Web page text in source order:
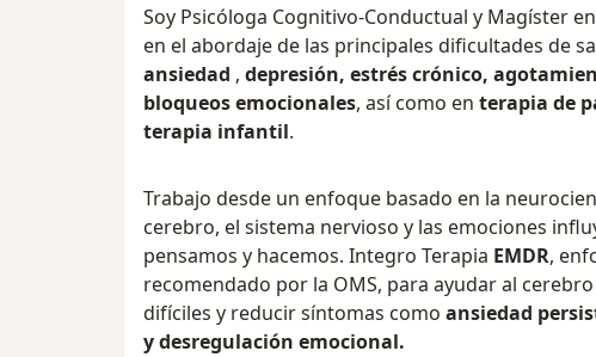
Soy Psicóloga Cognitivo-Conductual y Magíster
en el abordaje de las principales dificultades de
ansiedad , depresión, estrés crónico,
bloqueos emocionales, así como en terapia de
terapia infantil.
Trabajo desde un enfoque basado en la
cerebro, el sistema nervioso y las emociones
pensamos y hacemos. Integro Terapia EMDR,
recomendado por la OMS, para ayudar al
difíciles y reducir síntomas como ansiedad
y desregulación emocional.